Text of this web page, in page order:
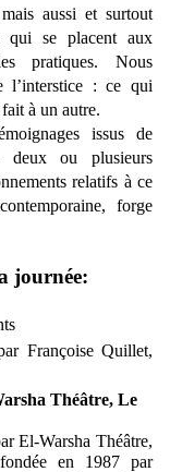
aussi et surtout
qui se placent aux
pratiques. Nous
l’interstice : ce qui
à un autre.
issus de
deux ou plusieurs
relatifs à ce
forge
journée:
Quillet,
Théâtre, Le
El-Warsha Théâtre,
en 1987 par